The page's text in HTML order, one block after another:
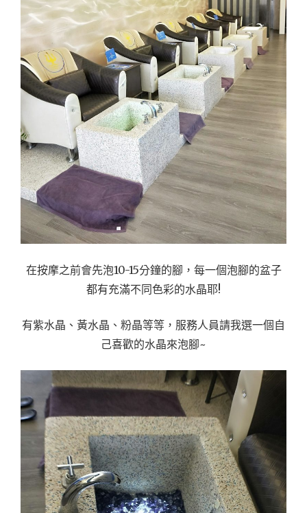
在按摩之前會先泡10-15分鐘的腳，每一個泡腳的盆子
都有充滿不同色彩的水晶耶!
有紫水晶、黃水晶、粉晶等等，服務人員請我選一個自
己喜歡的水晶來泡腳~